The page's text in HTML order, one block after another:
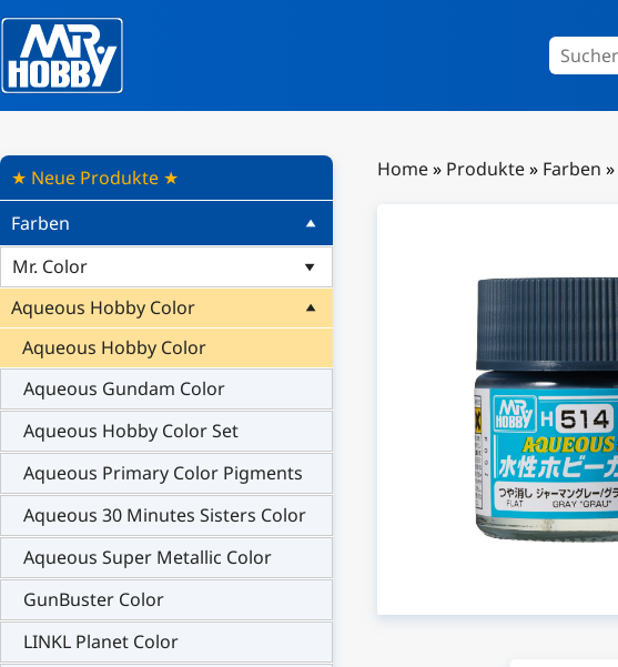
★ Neue Produkte ★
Farben
Mr. Color
Aqueous Hobby Color
Aqueous Hobby Color
Aqueous Gundam Color
Aqueous Hobby Color Set
Aqueous Primary Color Pigments
Aqueous 30 Minutes Sisters Color
Aqueous Super Metallic Color
GunBuster Color
LINKL Planet Color
Home» Produkte» Farben »